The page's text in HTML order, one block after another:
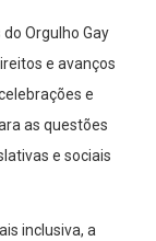
Orgulho Gay
e avanços
e
as questões
e sociais
inclusiva, a